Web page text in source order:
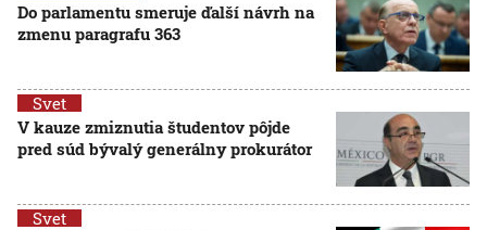
Do parlamentu smeruje ďalší návrh na
zmenu paragrafu 363
Svet
V kauze zmiznutia študentov pôjde
pred súd bývalý generálny prokurátor
Svet